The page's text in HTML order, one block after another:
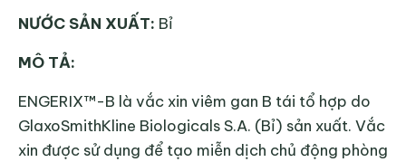
NƯỚC SẢN XUẤT: Bỉ
MÔ TẢ:
ENGERIX™-B là vắc xin viêm gan B tái tổ hợp do
GlaxoSmithKline Biologicals S.A. (Bỉ) sản xuất. Vắc
xin được sử dụng để tạo miễn dịch chủ động phòng